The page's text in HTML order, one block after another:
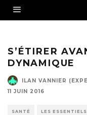
S’ÉTIRER
DYNAMIQUE
ILAN VANNIER
11 JUIN 2016
SANTÉ LES ESSENTIELS